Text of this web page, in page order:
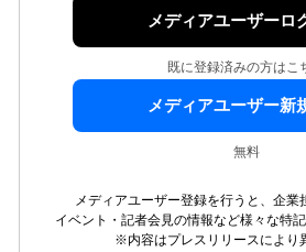
メディアユーザーロ
既に登録済みの方はこ
メディアユーザー新
無料
メディアユーザー登録を行うと、企業
イベント・記者会見の情報など様々な特
※内容はプレスリリースにより